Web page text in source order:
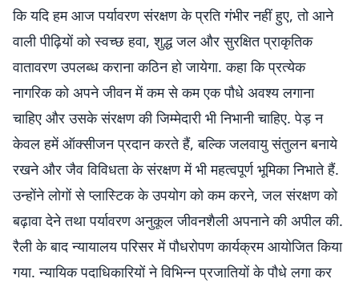
कि यदि हम आज पर्यावरण संरक्षण के प्रति गंभीर नहीं हुए, तो आने
वाली पीढ़ियों को स्वच्छ हवा, शुद्ध जल और सुरक्षित प्राकृतिक
वातावरण उपलब्ध कराना कठिन हो जायेगा. कहा कि प्रत्येक
नागरिक को अपने जीवन में कम से कम एक पौधे अवश्य लगाना
चाहिए और उसके संरक्षण की जिम्मेदारी भी निभानी चाहिए. पेड़ न
केवल हमें ऑक्सीजन प्रदान करते हैं, बल्कि जलवायु संतुलन बनाये
रखने और जैव विविधता के संरक्षण में भी महत्वपूर्ण भूमिका निभाते हैं.
उन्होंने लोगों से प्लास्टिक के उपयोग को कम करने, जल संरक्षण को
बढ़ावा देने तथा पर्यावरण अनुकूल जीवनशैली अपनाने की अपील की.
रैली के बाद न्यायालय परिसर में पौधरोपण कार्यक्रम आयोजित किया
गया. न्यायिक पदाधिकारियों ने विभिन्न प्रजातियों के पौधे लगा कर